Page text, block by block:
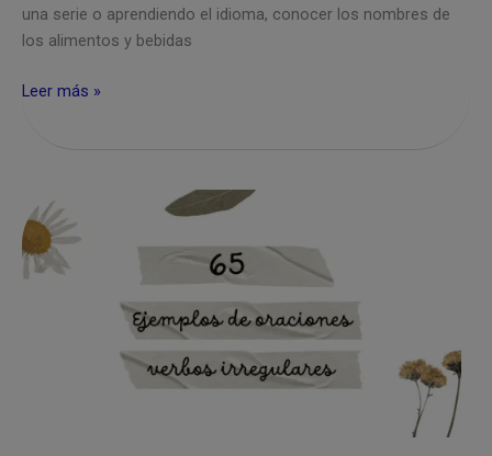
una serie o aprendiendo el idioma, conocer los nombres de
los alimentos y bebidas
Del
y
bebidas
en
Leer más »